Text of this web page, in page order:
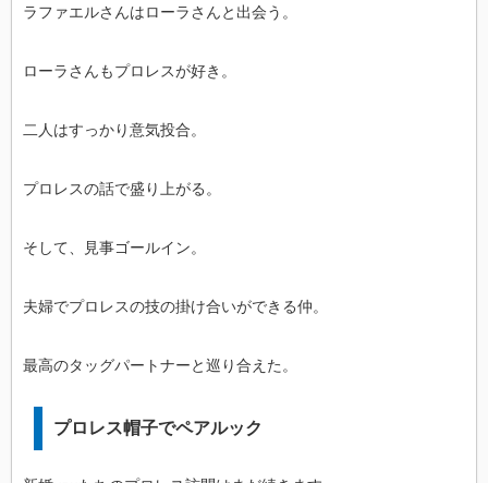
ラファエルさんはローラさんと出会う。
ローラさんもプロレスが好き。
二人はすっかり意気投合。
プロレスの話で盛り上がる。
そして、見事ゴールイン。
夫婦でプロレスの技の掛け合いができる仲。
最高のタッグパートナーと巡り合えた。
プロレス帽子でペアルック